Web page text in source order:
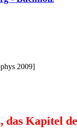
2009]
das Kapitel